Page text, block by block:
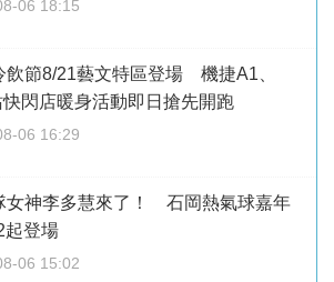
06 18:15
飲節8/21藝文特區登場 機捷A1、
閃店暖身活動即日搶先開跑
06 16:29
女神李多慧來了！ 石岡熱氣球嘉年
起登場
06 15:02